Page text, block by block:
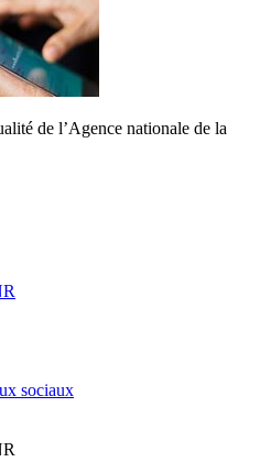
de l’Agence nationale de la
sociaux